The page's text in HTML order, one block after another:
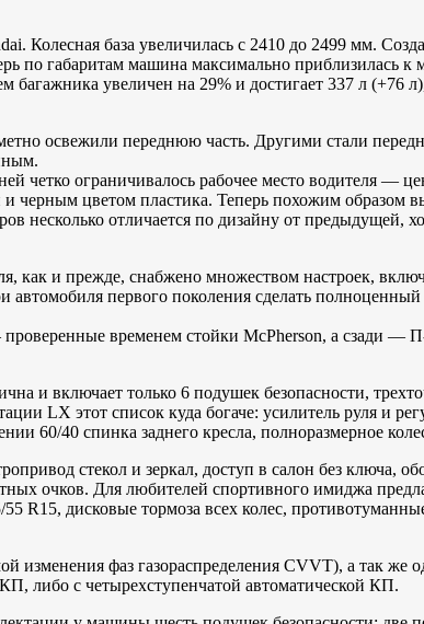
Колесная база увеличилась с 2410 до 2499 мм.
по габаритам машина максимально приблизилась
увеличен на 29% и достигает 337 л (+76
освежили переднюю часть. Другими стали
четко ограничивалось рабочее место водителя —
цветом пластика. Теперь похожим образом
несколько отличается по дизайну от предыдущей,
как и прежде, снабжено множеством настроек,
первого поколения сделать полноценный
временем стойки McPherson, а сзади —
и включает только 6 подушек безопасности,
LX этот список куда богаче: усилитель руля и
60/40 спинка заднего кресла, полноразмерное
стекол и зеркал, доступ в салон без ключа,
очков. Для любителей спортивного имиджа
R15, дисковые тормоза всех колес,
изменения фаз газораспределения CVVT), а так же
либо с четырехступенчатой автоматической КП.